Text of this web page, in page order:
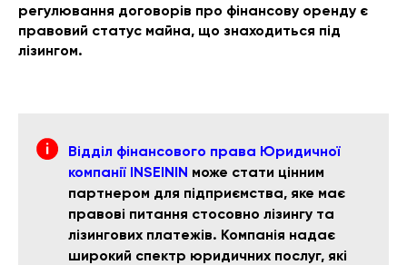
регулювання договорів про фінансову оренду є
правовий статус майна, що знаходиться під
лізингом.
Відділ фінансового права Юридичної
компанії INSEININ може стати цінним
партнером для підприємства, яке має
правові питання стосовно лізингу та
лізингових платежів. Компанія надає
широкий спектр юридичних послуг, які